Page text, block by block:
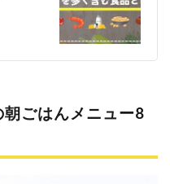
ごはんメニュー8